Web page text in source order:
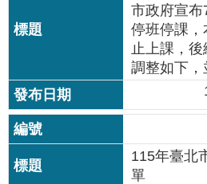
訊
公
開
申
請
市政府宣布
停班停課
止上課，
調整如下，
115年臺北
單